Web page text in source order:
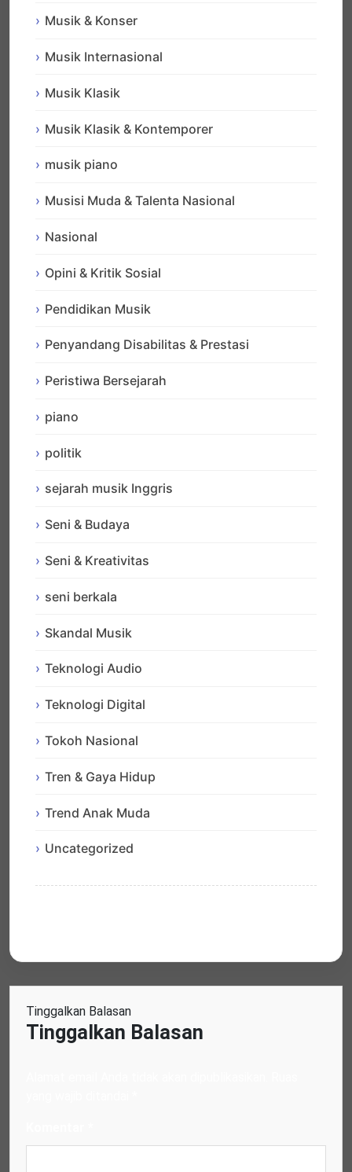
Musik & Konser
Musik Internasional
Musik Klasik
Musik Klasik & Kontemporer
musik piano
Musisi Muda & Talenta Nasional
Nasional
Opini & Kritik Sosial
Pendidikan Musik
Penyandang Disabilitas & Prestasi
Peristiwa Bersejarah
piano
politik
sejarah musik Inggris
Seni & Budaya
Seni & Kreativitas
seni berkala
Skandal Musik
Teknologi Audio
Teknologi Digital
Tokoh Nasional
Tren & Gaya Hidup
Trend Anak Muda
Uncategorized
Tinggalkan Balasan
Tinggalkan Balasan